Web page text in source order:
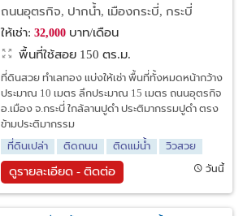
ถนนอุตรกิจ, ปากน้ำ, เมืองกระบี่, กระบี่
ให้เช่า: 32,000บาท/เดือน
พื้นที่ใช้สอย 150 ตร.ม.
ที่ดินสวย ทำเลทอง แบ่งให้เช่า พื้นที่ทั้งหมดหน้ากว้าง
ประมาณ 10 เมตร ลึกประมาณ 15 เมตร ถนนอุตรกิจ
อ.เมือง จ.กระบี่ ใกล้ลานปูดำ ประติมากรรมปูดำ ตรง
ข้ามประติมากรรม
ที่ดินเปล่า
ติดถนน ติดแม่น้ำ วิวสวย
ดูรายละเอียด - ติดต่อ วันนี้